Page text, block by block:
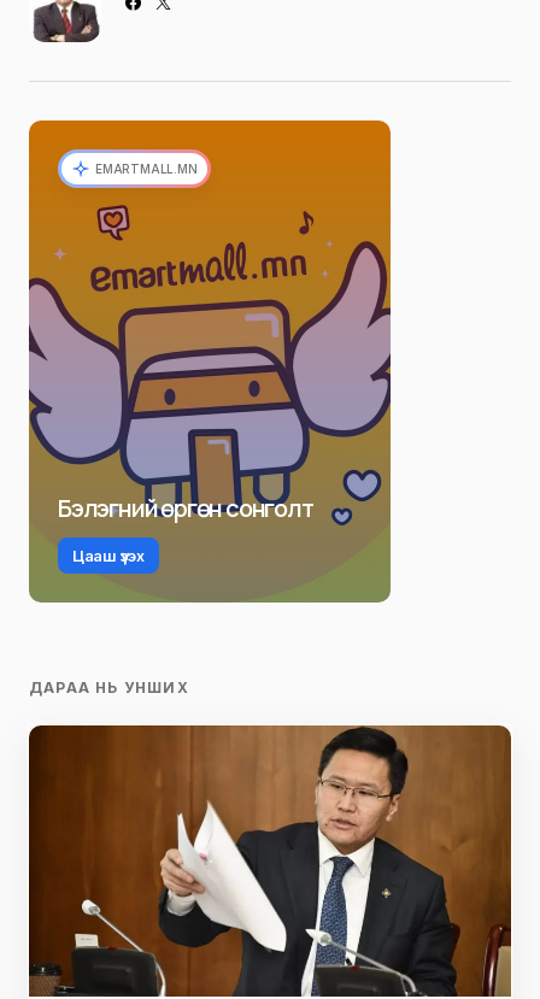
EMARTMALL.MN
Бэлэгний өргөн сонголт
Цааш үзэх
ДАРАА НЬ УНШИХ